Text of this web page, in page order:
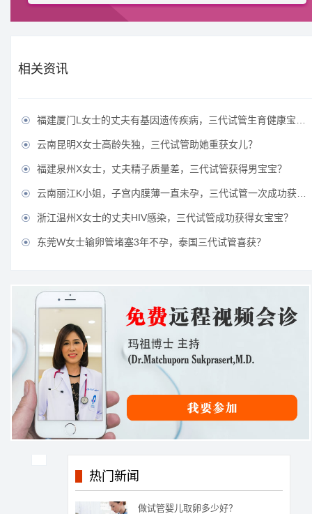
相关资讯
 福建厦门L女士的丈夫有基因遗传疾病，三代试管生育健康宝宝？
 云南昆明X女士高龄失独，三代试管助她重获女儿？
 福建泉州X女士，丈夫精子质量差，三代试管获得男宝宝？
 云南丽江K小姐，子宫内膜薄一直未孕，三代试管一次成功获得？
 浙江温州X女士的丈夫HIV感染，三代试管成功获得女宝宝？
 东莞W女士输卵管堵塞3年不孕，泰国三代试管喜获？
热门新闻
做试管婴儿取卵多少好？